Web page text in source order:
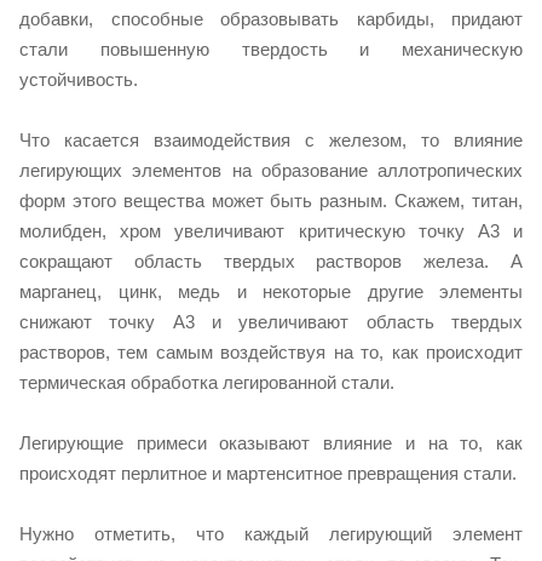
добавки, способные образовывать карбиды, придают
стали повышенную твердость и механическую
устойчивость.
Что касается взаимодействия с железом, то влияние
легирующих элементов на образование аллотропических
форм этого вещества может быть разным. Скажем, титан,
молибден, хром увеличивают критическую точку А3 и
сокращают область твердых растворов железа. А
марганец, цинк, медь и некоторые другие элементы
снижают точку А3 и увеличивают область твердых
растворов, тем самым воздействуя на то, как происходит
термическая обработка легированной стали.
Легирующие примеси оказывают влияние и на то, как
происходят перлитное и мартенситное превращения стали.
Нужно отметить, что каждый легирующий элемент